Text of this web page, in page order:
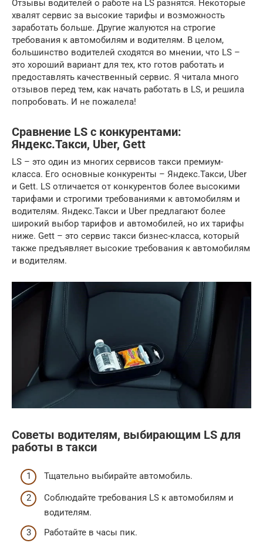
Отзывы водителей о работе на LS разнятся. Некоторые
хвалят сервис за высокие тарифы и возможность
заработать больше. Другие жалуются на строгие
требования к автомобилям и водителям. В целом,
большинство водителей сходятся во мнении, что LS –
это хороший вариант для тех, кто готов работать и
предоставлять качественный сервис. Я читала много
отзывов перед тем, как начать работать в LS, и решила
попробовать. И не пожалела!
Сравнение LS с конкурентами:
Яндекс.Такси, Uber, Gett
LS – это один из многих сервисов такси премиум-
класса. Его основные конкуренты – Яндекс.Такси, Uber
и Gett. LS отличается от конкурентов более высокими
тарифами и строгими требованиями к автомобилям и
водителям. Яндекс.Такси и Uber предлагают более
широкий выбор тарифов и автомобилей, но их тарифы
ниже. Gett – это сервис такси бизнес-класса, который
также предъявляет высокие требования к автомобилям
и водителям.
Советы водителям, выбирающим LS для
работы в такси
Тщательно выбирайте автомобиль.
Соблюдайте требования LS к автомобилям и
водителям.
Работайте в часы пик.